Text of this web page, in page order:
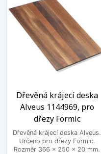
Dřevěná krájecí deska
Alveus 1144969, pro
dřezy Formic
Dřevěná krájecí deska Alveus.
Určeno pro dřezy Formic.
Rozměr 366 x 250 x 20 mm.